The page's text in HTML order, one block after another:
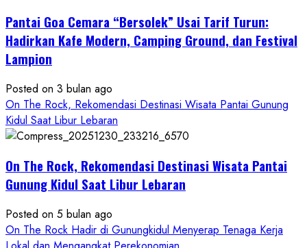
ROCK
Gunungkidul
Baru,
Padukan
Keindahan
Alam
Wisata
Kekinian
Pantai Goa Cemara “Bersolek” Usai Tarif Turun:
Hadirkan Kafe Modern, Camping Ground, dan Festival
Lampion
Posted on 3 bulan ago
On The Rock, Rekomendasi Destinasi Wisata Pantai Gunung
Kidul Saat Libur Lebaran
On The Rock, Rekomendasi Destinasi Wisata Pantai
Gunung Kidul Saat Libur Lebaran
Posted on 5 bulan ago
On The Rock Hadir di Gunungkidul Menyerap Tenaga Kerja